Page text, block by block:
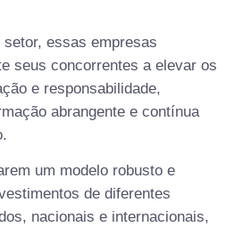
essas empresas
seus concorrentes a elevar os
e responsabilidade,
abrangente e contínua
um modelo robusto e
de diferentes
nacionais e internacionais,